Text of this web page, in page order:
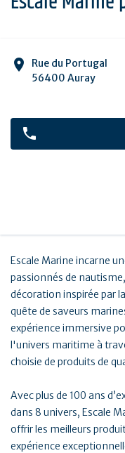
Rue du Portugal
56400 Auray
Escale Marine incarne
passionnés de
décoration inspirée par
quête de saveurs
expérience immersive
l'univers maritime à
choisie de produits de
Avec plus de 100 ans
dans 8 univers, Escale
offrir les meilleurs
expérience